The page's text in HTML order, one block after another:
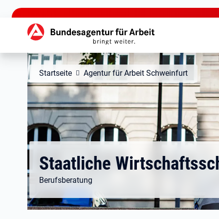
zu den Hauptinhalten springen
Hauptnavigation
Startseite Agentur für Arbeit Schweinfurt
Staatliche
Berufsberatung